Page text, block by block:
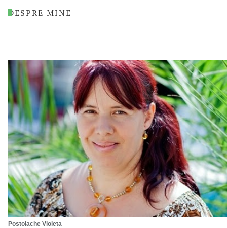
DESPRE MINE
Postolache Violeta